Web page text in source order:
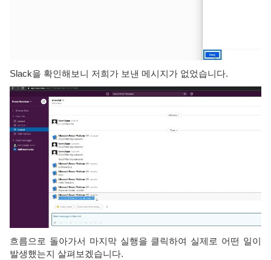
Slack을 확인해보니 저희가 보낸 메시지가 없었습니다.
흐름으로 돌아가서 마지막 실행을 클릭하여 실제로 어떤 일이
발생했는지 살펴보겠습니다.